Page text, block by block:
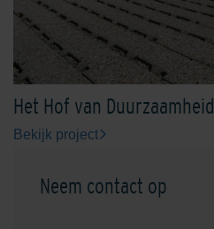
Het Hof van Duurzaamheid
Bekijk project
Neem contact op